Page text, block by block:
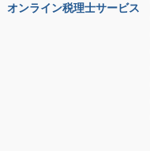
オンライン税理士サービス